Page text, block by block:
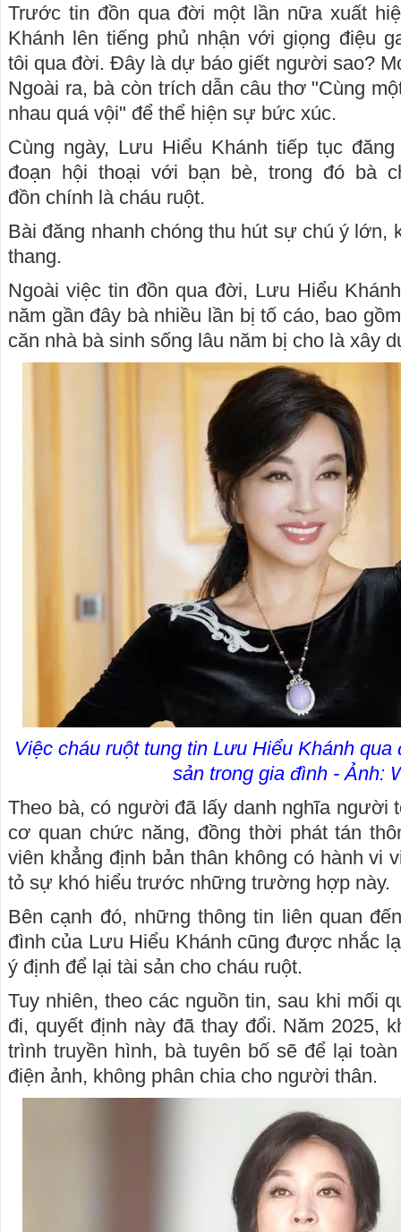
Trước tin đồn qua đời một lần nữa xuất
Khánh lên tiếng phủ nhận với giọng điệu
tôi qua đời. Đây là dự báo giết người sao?
Ngoài ra, bà còn trích dẫn câu thơ "Cùng
nhau quá vội" để thể hiện sự bức xúc.
Cùng ngày, Lưu Hiểu Khánh tiếp tục
đoạn hội thoại với bạn bè, trong đó bà
đồn chính là cháu ruột.
Bài đăng nhanh chóng thu hút sự chú ý lớn,
thang.
Ngoài việc tin đồn qua đời, Lưu Hiểu
năm gần đây bà nhiều lần bị tố cáo, bao
căn nhà bà sinh sống lâu năm bị cho là xây
Việc cháu ruột tung tin Lưu Hiểu Khánh qua
sản trong gia đình - Ảnh:
Theo bà, có người đã lấy danh nghĩa người
cơ quan chức năng, đồng thời phát tán
viên khẳng định bản thân không có hành vi
tỏ sự khó hiểu trước những trường hợp này.
Bên cạnh đó, những thông tin liên quan
đình của Lưu Hiểu Khánh cũng được nhắc
ý định để lại tài sản cho cháu ruột.
Tuy nhiên, theo các nguồn tin, sau khi mối
đi, quyết định này đã thay đổi. Năm 2025,
trình truyền hình, bà tuyên bố sẽ để lại
điện ảnh, không phân chia cho người thân.